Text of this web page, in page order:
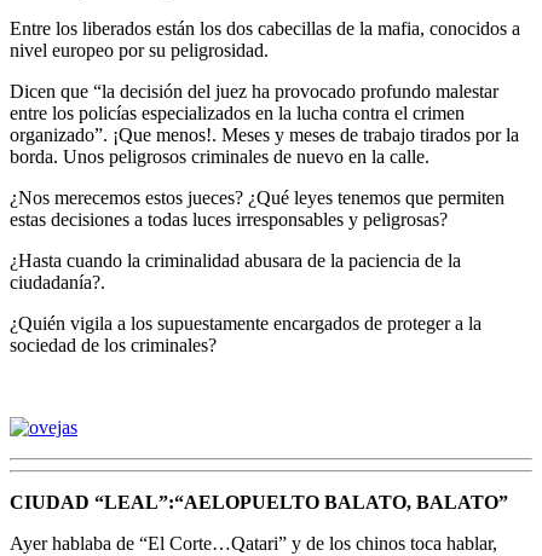
Entre los liberados están los dos cabecillas de la mafia, conocidos a
nivel europeo por su peligrosidad.
Dicen que “la decisión del juez ha provocado profundo malestar
entre los policías especializados en la lucha contra el crimen
organizado”. ¡Que menos!. Meses y meses de trabajo tirados por la
borda. Unos peligrosos criminales de nuevo en la calle.
¿Nos merecemos estos jueces? ¿Qué leyes tenemos que permiten
estas decisiones a todas luces irresponsables y peligrosas?
¿Hasta cuando la criminalidad abusara de la paciencia de la
ciudadanía?.
¿Quién vigila a los supuestamente encargados de proteger a la
sociedad de los criminales?
CIUDAD “LEAL”:“AELOPUELTO BALATO, BALATO”
Ayer hablaba de “El Corte…Qatari” y de los chinos toca hablar,